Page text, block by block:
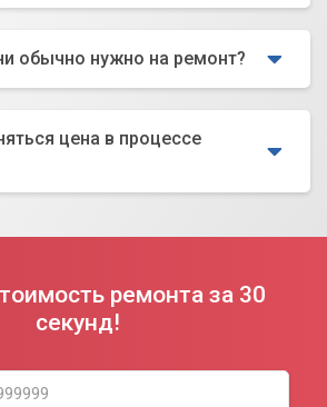
обычно нужно на ремонт?
цена в процессе
ремонта за 30
секунд!